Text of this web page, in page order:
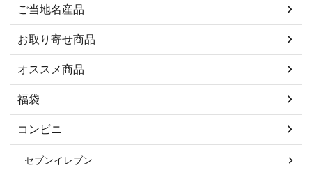
ご当地名産品
お取り寄せ商品
オススメ商品
福袋
コンビニ
セブンイレブン